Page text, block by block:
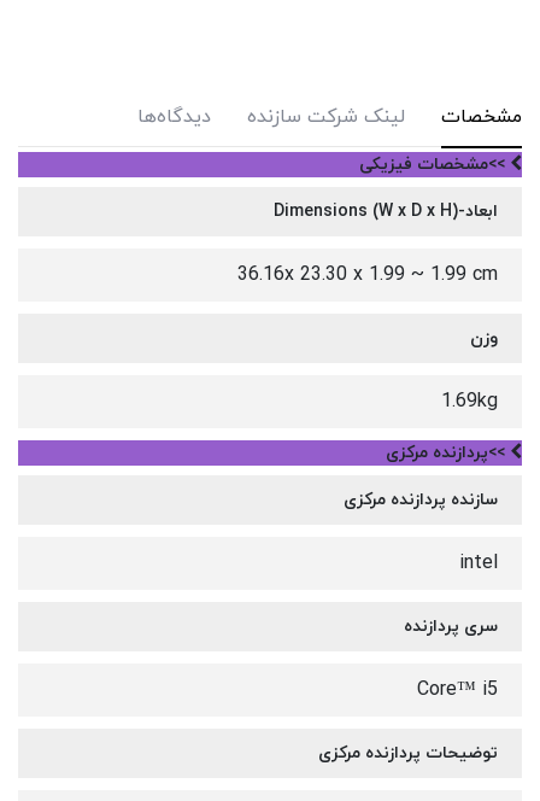
مشخصات لینک شرکت سازنده دیدگاه‌ها
>>مشخصات فیزیکی
ابعاد-Dimensions (W x D x H)
36.16x 23.30 x 1.99 ~ 1.99 cm
وزن
1.69kg
>>پردازنده مرکزی
سازنده پردازنده مرکزی
intel
سری پردازنده
Core™ i5
توضیحات پردازنده مرکزی